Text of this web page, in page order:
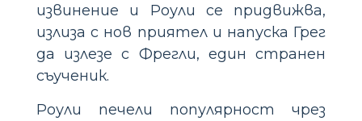
извинение и Роули се придвижва,
излиза с нов приятел и напуска Грег
да излезе с Фрегли, един странен
съученик.
Роули печели популярност чрез